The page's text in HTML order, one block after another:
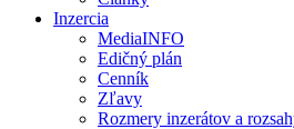
Inzercia
MediaINFO
Edičný plán
Cenník
Zľavy
Rozmery inzerátov a